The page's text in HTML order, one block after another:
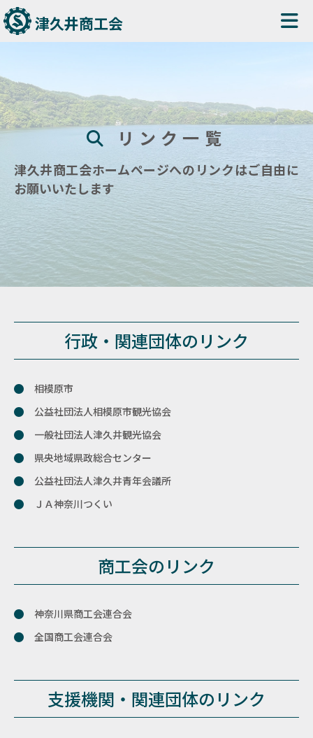
津久井商工会
リンク一覧
津久井商工会ホームページへのリンクはご自由に
お願いいたします
行政・関連団体のリンク
相模原市
公益社団法人相模原市観光協会
一般社団法人津久井観光協会
県央地域県政総合センター
公益社団法人津久井青年会議所
ＪＡ神奈川つくい
商工会のリンク
神奈川県商工会連合会
全国商工会連合会
支援機関・関連団体のリンク